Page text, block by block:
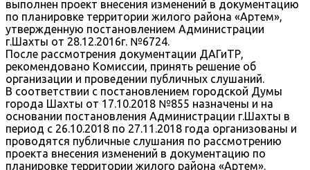
выполнен проект внесения изменений в документацию
по планировке территории жилого района «Артем»,
утвержденную постановлением Администрации
г.Шахты от 28.12.2016г. №6724.
После рассмотрения документации ДАГиТР,
рекомендовано Комиссии, принять решение об
организации и проведении публичных слушаний.
В соответствии с постановлением городской Думы
города Шахты от 17.10.2018 №855 назначены и на
основании постановления Администрации г.Шахты в
период с 26.10.2018 по 27.11.2018 года организованы и
проводятся публичные слушания по рассмотрению
проекта внесения изменений в документацию по
планировке территории жилого района «Артем».